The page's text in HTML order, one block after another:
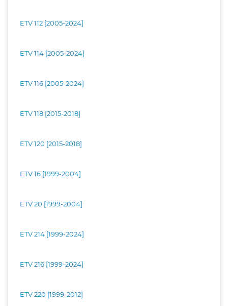
ETV 112 [2005-2024]
ETV 114 [2005-2024]
ETV 116 [2005-2024]
ETV 118 [2015-2018]
ETV 120 [2015-2018]
ETV 16 [1999-2004]
ETV 20 [1999-2004]
ETV 214 [1999-2024]
ETV 216 [1999-2024]
ETV 220 [1999-2012]